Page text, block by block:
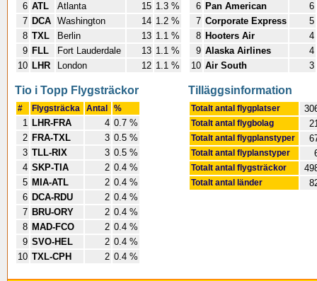
6 ATL Atlanta 15 1.3 %
7 DCA Washington 14 1.2 %
8 TXL Berlin 13 1.1 %
9 FLL Fort Lauderdale 13 1.1 %
10 LHR London 12 1.1 %
6 Pan American
6
7 Corporate Express
5
8 Hooters Air
4
9 Alaska Airlines
4
10 Air South 3
Tio i Topp Flygsträckor
# Flygsträcka Antal %
1 LHR-FRA 4 0.7 %
2 FRA-TXL 3 0.5 %
3 TLL-RIX 3 0.5 %
4 SKP-TIA 2 0.4 %
5 MIA-ATL 2 0.4 %
6 DCA-RDU 2 0.4 %
7 BRU-ORY 2 0.4 %
8 MAD-FCO 2 0.4 %
9 SVO-HEL 2 0.4 %
10 TXL-CPH 2 0.4 %
Tilläggsinformation
Totalt antal flygplatser
Totalt antal flygbolag
Totalt antal flygplanstyper
Totalt antal flyplanstyper
Totalt antal flygsträckor
Totalt antal länder